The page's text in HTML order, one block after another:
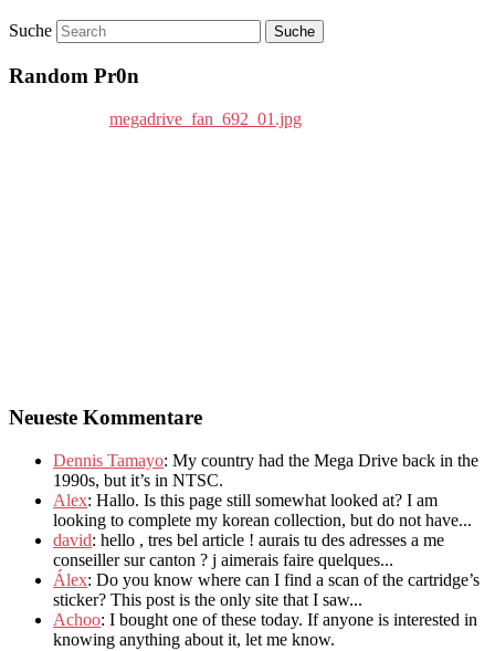
Suche
Random Pr0n
Neueste Kommentare
Dennis Tamayo: My country had the Mega Drive back in the
1990s, but it’s in NTSC.
Alex: Hallo. Is this page still somewhat looked at? I am
looking to complete my korean collection, but do not have...
david: hello , tres bel article ! aurais tu des adresses a me
conseiller sur canton ? j aimerais faire quelques...
Álex: Do you know where can I find a scan of the cartridge’s
sticker? This post is the only site that I saw...
Achoo: I bought one of these today. If anyone is interested in
knowing anything about it, let me know.